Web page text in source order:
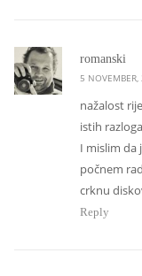
romanski
5
nažalost
istih
I mislim da
počnem
crknu
Reply